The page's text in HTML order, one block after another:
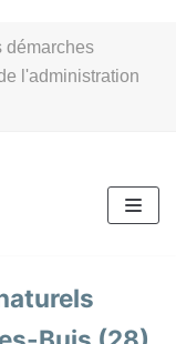
démarches
l'administration